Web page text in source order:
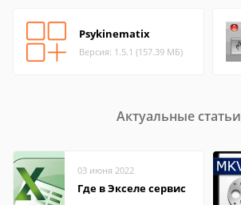
Psykinematix
Версия: 1.5.1 (157.39 МБ)
Актуальные статьи
03 июня 2022
Где в Экселе сервис